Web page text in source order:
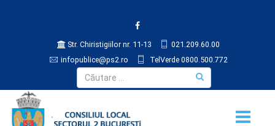
Str. Chiristigiilor nr. 11-13
021.209.60.00
infopublice@ps2.ro
TelVerde 0800.500.772